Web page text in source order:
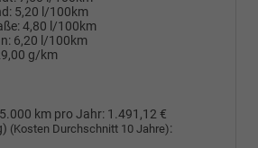
5,20 l/100km
4,80 l/100km
6,20 l/100km
g/km
km pro Jahr: 1.491,12 €
(Kosten Durchschnitt 10 Jahre):